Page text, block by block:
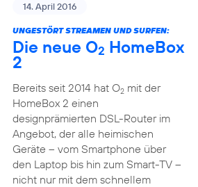
14. April 2016
UNGESTÖRT STREAMEN UND SURFEN:
Die neue O2 HomeBox
2
Bereits seit 2014 hat O2mit der
HomeBox 2 einen
designprämierten DSL-Router im
Angebot, der alle heimischen
Geräte – vom Smartphone über
den Laptop bis hin zum Smart-TV –
nicht nur mit dem schnellem